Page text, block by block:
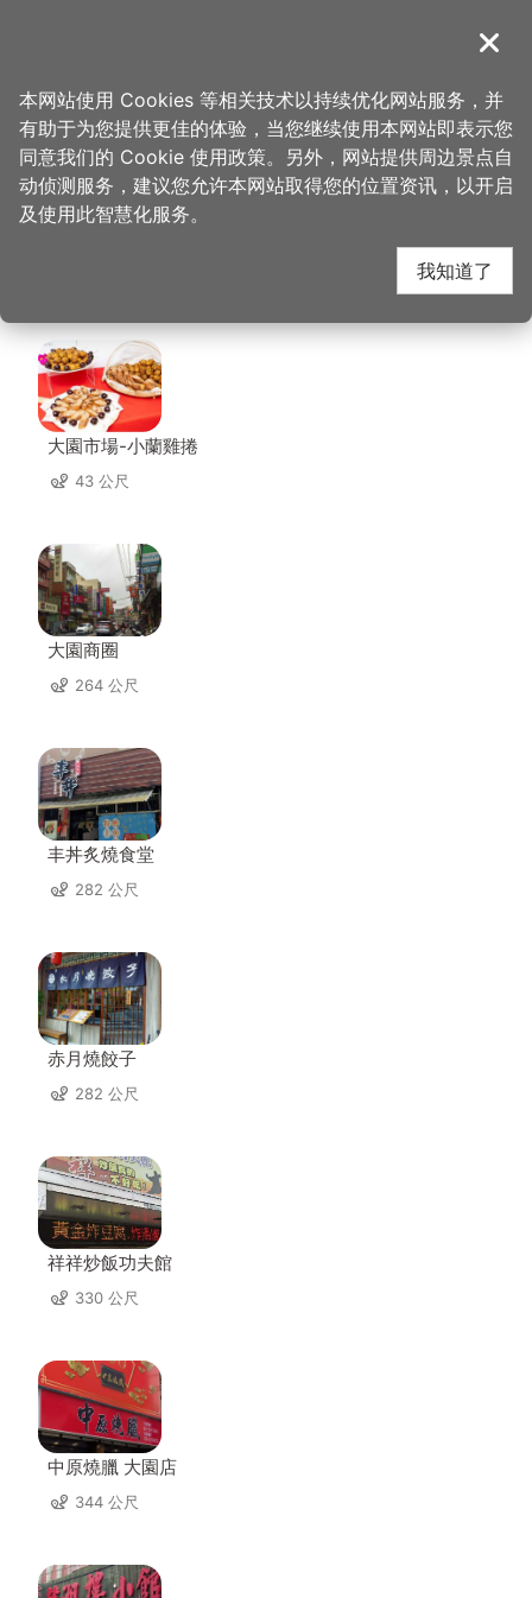
導覽
首页 > 想去的地方 > 美食、购物 > 大园市场-万佳香肉松
大园市场-万佳香肉松
周边店家
大園市場-小蘭雞捲
43 公尺
大園商圈
264 公尺
丰丼炙燒食堂
282 公尺
赤月燒餃子
282 公尺
祥祥炒飯功夫館
330 公尺
中原燒臘 大園店
344 公尺
关闭
本网站使用 Cookies 等相关技术以持续优化网站服务，并
有助于为您提供更佳的体验，当您继续使用本网站即表示您
同意我们的 Cookie 使用政策。另外，网站提供周边景点自
动侦测服务，建议您允许本网站取得您的位置资讯，以开启
及使用此智慧化服务。
我知道了